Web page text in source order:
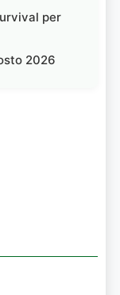
per
2026